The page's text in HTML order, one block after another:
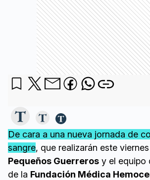
De cara a una nueva jornada de
sangre, que realizarán este
Pequeños Guerreros y el equipo
de la Fundación Médica